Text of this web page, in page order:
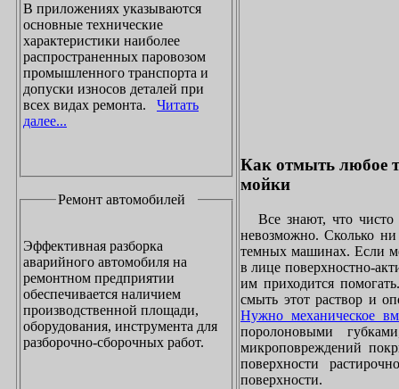
В приложениях указываются
основные технические
характеристики наиболее
распространенных паровозом
промышленного транспорта и
допуски износов деталей при
всех видах ремонта. Читать
далее...
Ремонт автомобилей
Эффективная разборка
аварийного автомобиля на
ремонтном предприятии
обеспечивается наличием
производственной площади,
оборудования, инструмента для
разборочно-сборочных работ.
Как отмыть любое
мойки
Все знают, что чисто
невозможно. Сколько
темных машинах. Если
в лице поверхностно-
им приходится
смыть этот раствор и
Нужно механическое
поролоновыми
микроповреждений
поверхности
поверхности.